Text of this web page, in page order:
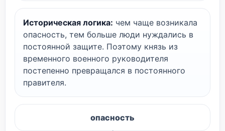
Историческая логика: чем чаще возникала
опасность, тем больше люди нуждались в
постоянной защите. Поэтому князь из
временного военного руководителя
постепенно превращался в постоянного
правителя.
опасность